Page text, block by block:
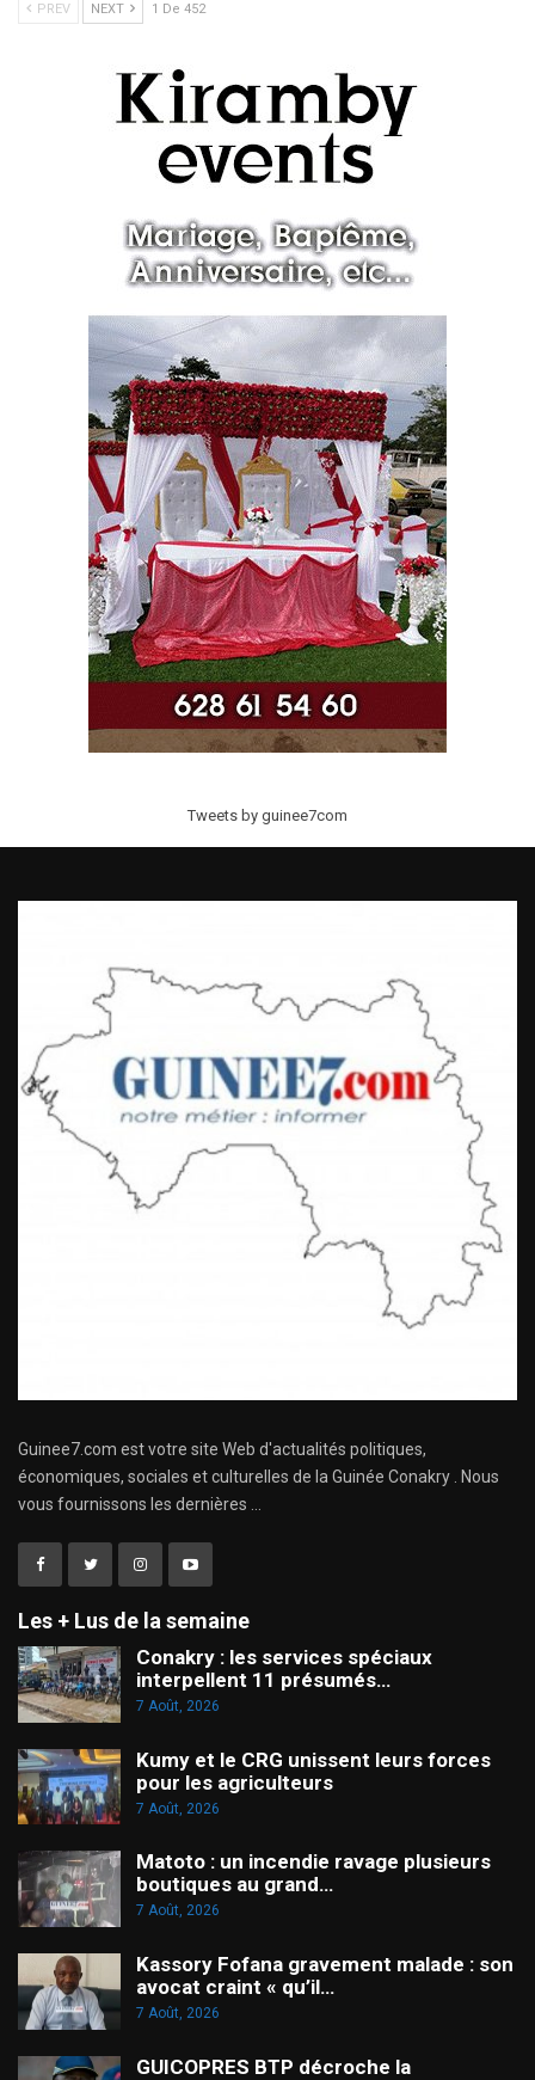
PREV NEXT 1 De 452
Tweets by guinee7com
Guinee7.com est votre site Web d'actualités politiques,
économiques, sociales et culturelles de la Guinée Conakry . Nous
vous fournissons les dernières ...
Les + Lus de la semaine
Conakry : les services spéciaux
interpellent 11 présumés…
7 Août, 2026
Kumy et le CRG unissent leurs forces
pour les agriculteurs
7 Août, 2026
Matoto : un incendie ravage plusieurs
boutiques au grand…
7 Août, 2026
Kassory Fofana gravement malade : son
avocat craint « qu’il…
7 Août, 2026
GUICOPRES BTP décroche la